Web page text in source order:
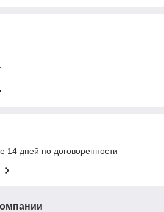
14 дней по договоренности